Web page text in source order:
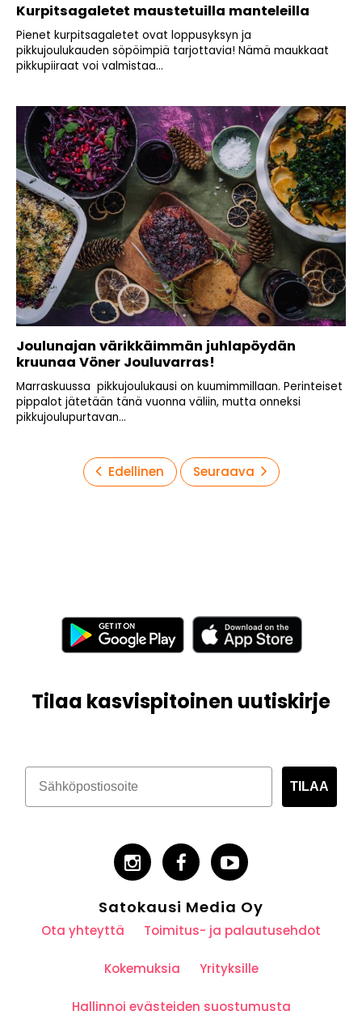
Kurpitsagaletet maustetuilla manteleilla
Pienet kurpitsagaletet ovat loppusyksyn ja
pikkujoulukauden söpöimpiä tarjottavia! Nämä maukkaat
pikkupiiraat voi valmistaa...
Joulunajan värikkäimmän juhlapöydän
kruunaa Vöner Jouluvarras!
Marraskuussa pikkujoulukausi on kuumimmillaan. Perinteiset
pippalot jätetään tänä vuonna väliin, mutta onneksi
pikkujoulupurtavan...
ArtikkelienEdellinen Seuraava
Tilaa kasvispitoinen uutiskirje
TILAA
Satokausi Media Oy
Ota yhteyttä Toimitus- ja palautusehdot
Kokemuksia Yrityksille
Hallinnoi evästeiden suostumusta